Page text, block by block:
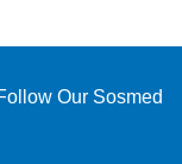
Our Sosmed